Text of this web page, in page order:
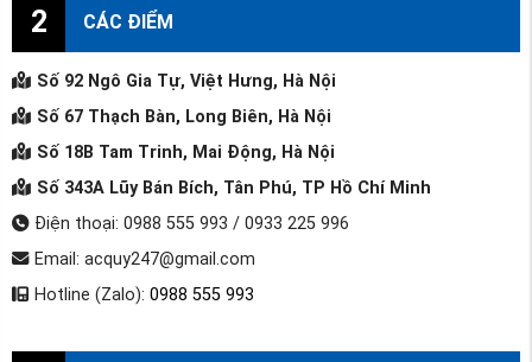
2 CÁC ĐIỂM
Số 92 Ngô Gia Tự, Việt Hưng, Hà Nội
Số 67 Thạch Bàn, Long Biên, Hà Nội
Số 18B Tam Trinh, Mai Động, Hà Nội
Số 343A Lũy Bán Bích, Tân Phú, TP Hồ Chí Minh
Điện thoại: 0988 555 993 / 0933 225 996
Email: acquy247@gmail.com
Hotline (Zalo): 0988 555 993